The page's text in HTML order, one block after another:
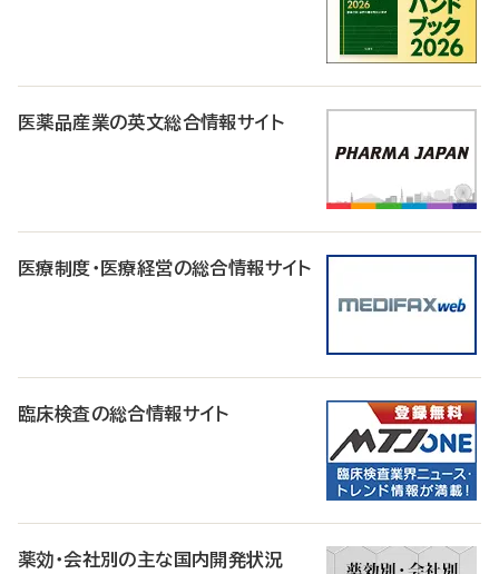
医薬品産業の英文総合情報サイト
医療制度・医療経営の総合情報サイト
臨床検査の総合情報サイト
薬効・会社別の主な国内開発状況